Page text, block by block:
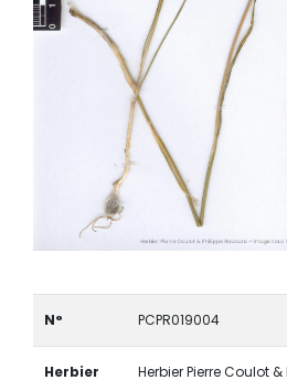
N° PCPR019004
Herbier Herbier Pierre Coulot